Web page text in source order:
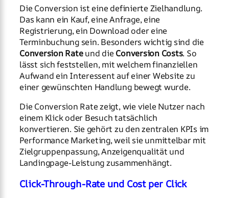
Die Conversion ist eine definierte Zielhandlung.
Das kann ein Kauf, eine Anfrage, eine
Registrierung, ein Download oder eine
Terminbuchung sein. Besonders wichtig sind die
Conversion Rateund die Conversion Costs. So
lässt sich feststellen, mit welchem finanziellen
Aufwand ein Interessent auf einer Website zu
einer gewünschten Handlung bewegt wurde.
Die Conversion Rate zeigt, wie viele Nutzer nach
einem Klick oder Besuch tatsächlich
konvertieren. Sie gehört zu den zentralen KPIs im
Performance Marketing, weil sie unmittelbar mit
Zielgruppenpassung, Anzeigenqualität und
Landingpage-Leistung zusammenhängt.
Click-Through-Rate und Cost per Click